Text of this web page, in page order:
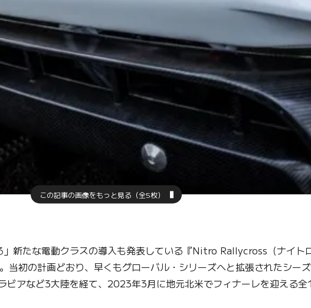
この記事の画像をもっと見る（全5枚）
新たな電動クラスの導入も発表している『Nitro Rallycross（ナイト
初の計画どおり、早くもグローバル・シリーズへと拡張されたシー
アなど3大陸を経て、2023年3月に地元北米でフィナーレを迎える全